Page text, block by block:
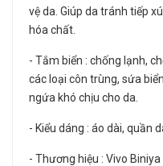
vệ da. Giúp da tránh tiếp
hóa chất.
- Tắm biển : chống lạnh,
các loại côn trùng, sứa
ngứa khó chịu cho da.
- Kiểu dáng : áo dài, quần
- Thương hiệu : Vivo